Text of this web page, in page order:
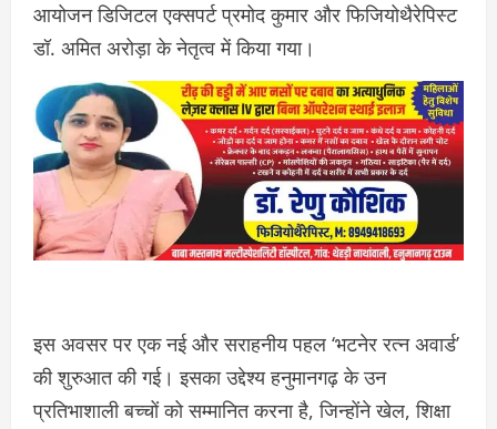
आयोजन डिजिटल एक्सपर्ट प्रमोद कुमार और फिजियोथैरेपिस्ट
डॉ. अमित अरोड़ा के नेतृत्व में किया गया।
इस अवसर पर एक नई और सराहनीय पहल ‘भटनेर रत्न अवार्ड’
की शुरुआत की गई। इसका उद्देश्य हनुमानगढ़ के उन
प्रतिभाशाली बच्चों को सम्मानित करना है, जिन्होंने खेल, शिक्षा